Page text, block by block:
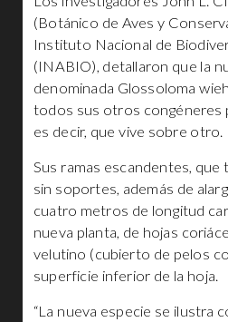
(Botánico de Aves y
Instituto Nacional de
(INABIO), detallaron que la
denominada Glossoloma
todos sus otros congéneres
es decir, que vive sobre otro.
Sus ramas escandentes,
sin soportes, además de
cuatro metros de longitud
nueva planta, de hojas
velutino (cubierto de pelos
superficie inferior de la hoja.
“La nueva especie se ilustra